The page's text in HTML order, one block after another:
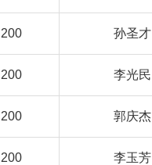
200 孙圣才
200 李光民
200 郭庆杰
200 李玉芳